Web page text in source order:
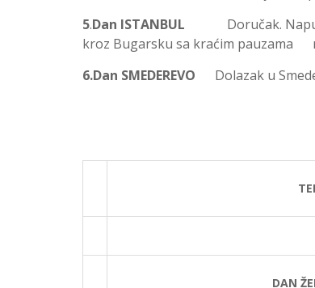
5.Dan ISTANBUL
Doručak.
kroz Bugarsku sa kraćim
6.Dan SMEDEREVO Dolazak u
DAN